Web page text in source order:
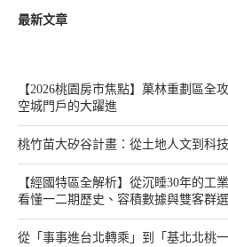
最新文章
【2026桃園房市焦點】菓林重劃區全
空城門戶的大躍進
桃竹苗大矽谷計畫：從土地人文到科
【經國特區全解析】從沉睡30年的工
看懂一二期歷史、容積數據與雙客群
從「事事進台北轉乘」到「基北北桃